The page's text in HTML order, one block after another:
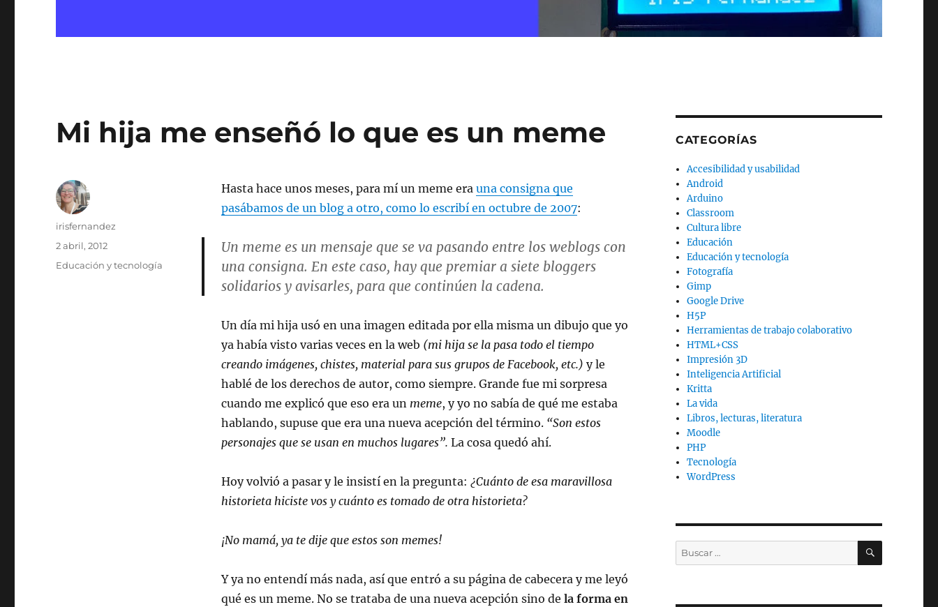
Mi hija me enseñó lo que es un meme
Hasta hace unos meses, para mí un meme era una consigna que
pasábamos de un blog a otro, como lo escribí en octubre de 2007:
Un meme es un mensaje que se va pasando entre los weblogs con
una consigna. En este caso, hay que premiar a siete bloggers
solidarios y avisarles, para que continúen la cadena.
Un día mi hija usó en una imagen editada por ella misma un dibujo que yo
ya había visto varias veces en la web (mi hija se la pasa todo el tiempo
creando imágenes, chistes, material para sus grupos de Facebook, etc.) y le
hablé de los derechos de autor, como siempre. Grande fue mi sorpresa
cuando me explicó que eso era un meme, y yo no sabía de qué me estaba
hablando, supuse que era una nueva acepción del término. “Son estos
personajes que se usan en muchos lugares”. La cosa quedó ahí.
Hoy volvió a pasar y le insistí en la pregunta: ¿Cuánto de esa maravillosa
historieta hiciste vos y cuánto es tomado de otra historieta?
¡No mamá, ya te dije que estos son memes!
Y ya no entendí más nada, así que entró a su página de cabecera y me leyó
qué es un meme. No se trataba de una nueva acepción sino de la forma en
Autor
irisfernandez
Publicado
2 abril, 2012
Categorías
Educación y tecnología
CATEGORÍAS
Accesibilidad y usabilidad
Android
Arduino
Classroom
Cultura libre
Educación
Educación y tecnología
Fotografía
Gimp
Google Drive
H5P
Herramientas de trabajo colaborativo
HTML+CSS
Impresión 3D
Inteligencia Artificial
Kritta
La vida
Libros, lecturas, literatura
Moodle
PHP
Tecnología
WordPress
Buscar
por:
BUSCAR